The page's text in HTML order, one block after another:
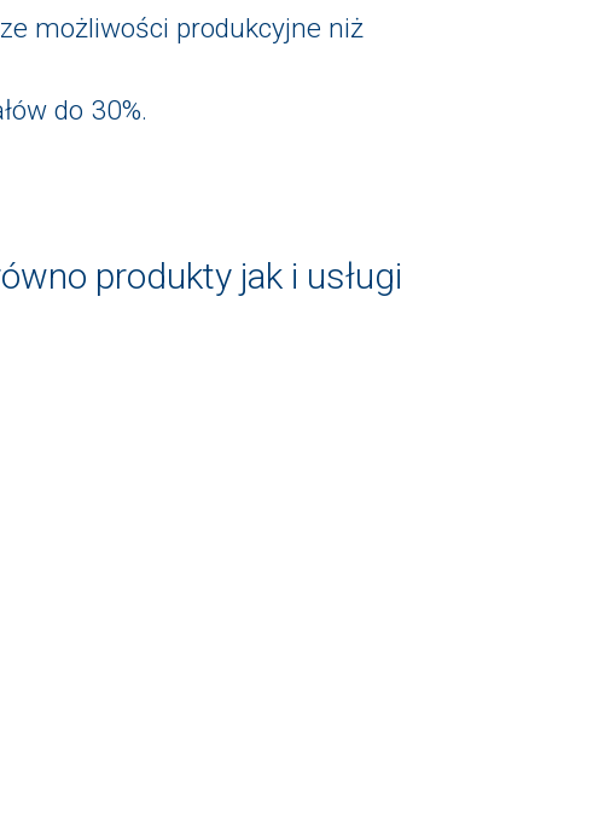
możliwości produkcyjne niż
do 30%.
produkty jak i usługi